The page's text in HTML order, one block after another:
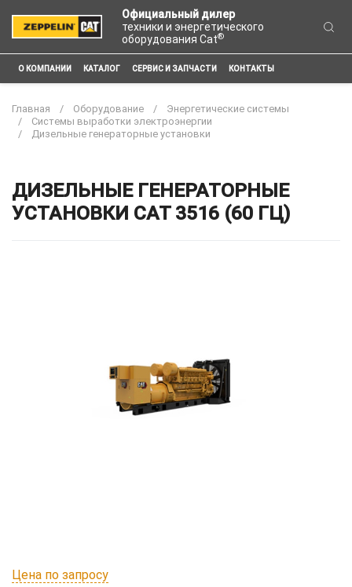
Официальный дилер
техники и энергетического
оборудования Cat®
О КОМПАНИИ КАТАЛОГ СЕРВИС И ЗАПЧАСТИ КОНТАКТЫ
Главная Оборудование
Энергетические системы
Системы выработки электроэнергии
Дизельные генераторные установки
ДИЗЕЛЬНЫЕ ГЕНЕРАТОРНЫЕ
УСТАНОВКИ CAT 3516 (60 ГЦ)
Цена по запросу